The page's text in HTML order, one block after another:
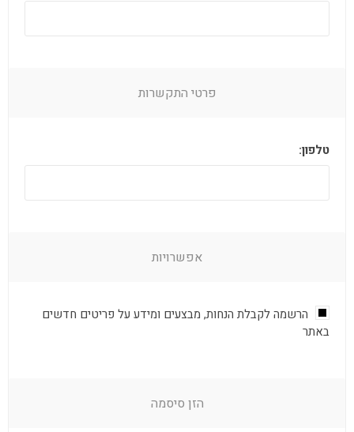
פרטי התקשרות
טלפון:
אפשרויות
הרשמה לקבלת הנחות, מבצעים ומידע על פריטים חדשים
באתר
הזן סיסמה